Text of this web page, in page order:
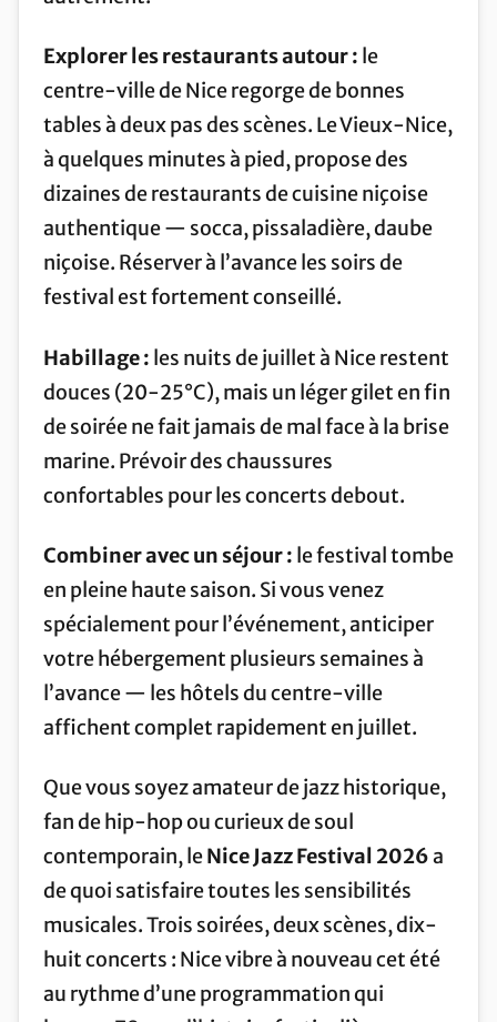
Explorer les restaurants autour : le
centre-ville de Nice regorge de bonnes
tables à deux pas des scènes. Le Vieux-Nice,
à quelques minutes à pied, propose des
dizaines de restaurants de cuisine niçoise
authentique — socca, pissaladière, daube
niçoise. Réserver à l’avance les soirs de
festival est fortement conseillé.
Habillage : les nuits de juillet à Nice restent
douces (20-25°C), mais un léger gilet en fin
de soirée ne fait jamais de mal face à la brise
marine. Prévoir des chaussures
confortables pour les concerts debout.
Combiner avec un séjour : le festival tombe
en pleine haute saison. Si vous venez
spécialement pour l’événement, anticiper
votre hébergement plusieurs semaines à
l’avance — les hôtels du centre-ville
affichent complet rapidement en juillet.
Que vous soyez amateur de jazz historique,
fan de hip-hop ou curieux de soul
contemporain, leNice Jazz Festival 2026a
de quoi satisfaire toutes les sensibilités
musicales. Trois soirées, deux scènes, dix-
huit concerts : Nice vibre à nouveau cet été
au rythme d’une programmation qui